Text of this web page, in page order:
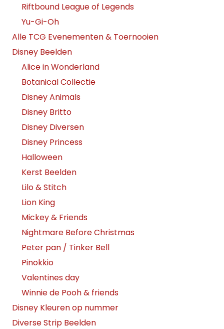
Riftbound League of Legends
Yu-Gi-Oh
Alle TCG Evenementen & Toernooien
Disney Beelden
Alice in Wonderland
Botanical Collectie
Disney Animals
Disney Britto
Disney Diversen
Disney Princess
Halloween
Kerst Beelden
Lilo & Stitch
Lion King
Mickey & Friends
Nightmare Before Christmas
Peter pan / Tinker Bell
Pinokkio
Valentines day
Winnie de Pooh & friends
Disney Kleuren op nummer
Diverse Strip Beelden